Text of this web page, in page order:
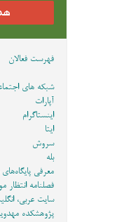
فهرست فعالان
شبکه های
آپارات
اینستاگرام
ایتا
سروش
بله
معرفی
فصلنامه انتظار
سایت عربی،
پژوهشکده